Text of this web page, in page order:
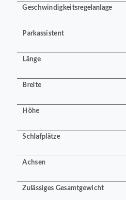
Geschwindigkeitsregelanlage
Parkassistent
Länge
Breite
Höhe
Schlafplätze
Achsen
Zulässiges Gesamtgewicht